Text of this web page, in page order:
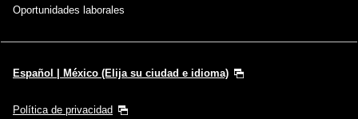
Oportunidades laborales
Español | México (Elija su ciudad e idioma)
Política de privacidad